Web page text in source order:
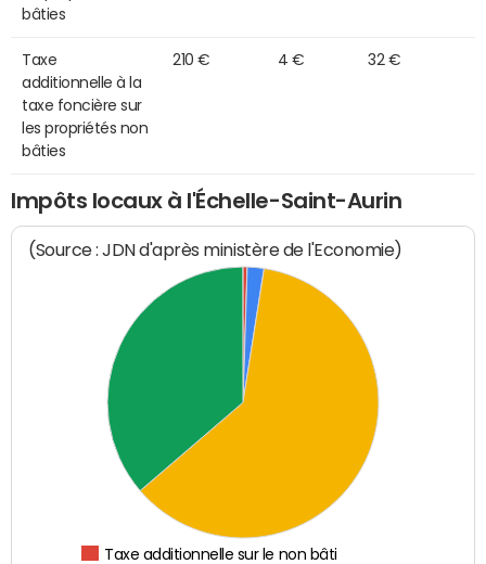
bâties
Taxe
additionnelle à la
taxe foncière sur
les propriétés non
bâties
210 € 4 € 32 €
Impôts locaux à l'Échelle-Saint-Aurin
(Source : JDN d'après ministère de l'Economie)
Taxe additionnelle sur le non bâti